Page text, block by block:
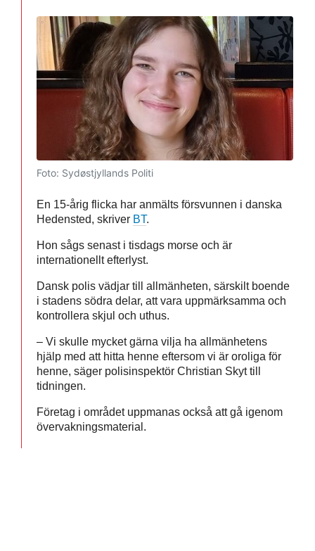
Foto: Sydøstjyllands Politi
En 15-årig flicka har anmälts försvunnen i danska
Hedensted, skriver BT.
Hon sågs senast i tisdags morse och är
internationellt efterlyst.
Dansk polis vädjar till allmänheten, särskilt boende
i stadens södra delar, att vara uppmärksamma och
kontrollera skjul och uthus.
– Vi skulle mycket gärna vilja ha allmänhetens
hjälp med att hitta henne eftersom vi är oroliga för
henne, säger polisinspektör Christian Skyt till
tidningen.
Företag i området uppmanas också att gå igenom
övervakningsmaterial.